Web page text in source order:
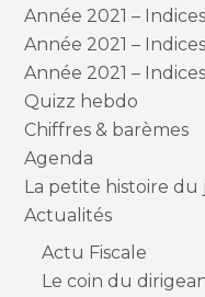
Année 2021 –
Année 2021 –
Année 2021 –
Quizz hebdo
Chiffres & barèmes
Agenda
La petite histoire du
Actualités
Actu Fiscale
Le coin du